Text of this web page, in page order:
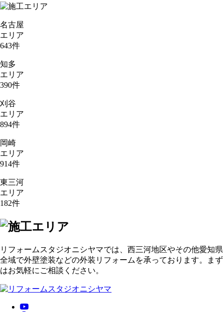
名古屋
エリア
643件
知多
エリア
390件
刈谷
エリア
894件
岡崎
エリア
914件
東三河
エリア
182件
リフォームスタジオニシヤマでは、西三河地区やその他愛知県
全域で外壁塗装などの外装リフォームを承っております。まず
はお気軽にご相談ください。